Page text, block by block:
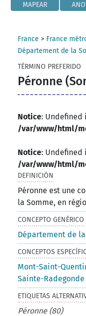
MAPEAR
France > France
Département de la
TÉRMINO PREFERIDO
Péronne
Notice: Undefined
/var/www/html/
Notice: Undefined
/var/www/html/
DEFINICIÓN
Péronne est une
la Somme, en
CONCEPTO GENÉRICO
Département de
CONCEPTOS
Mont-Saint-
Sainte-Radegonde
ETIQUETAS
Péronne (80)